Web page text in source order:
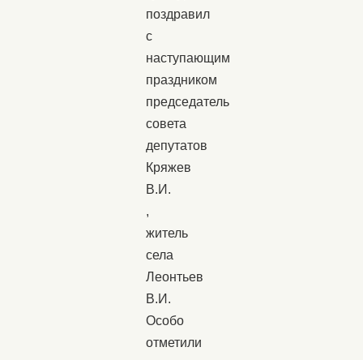
поздравил
с
наступающим
праздником
председатель
совета
депутатов
Кряжев
В.И.
,
житель
села
Леонтьев
В.И.
Особо
отметили